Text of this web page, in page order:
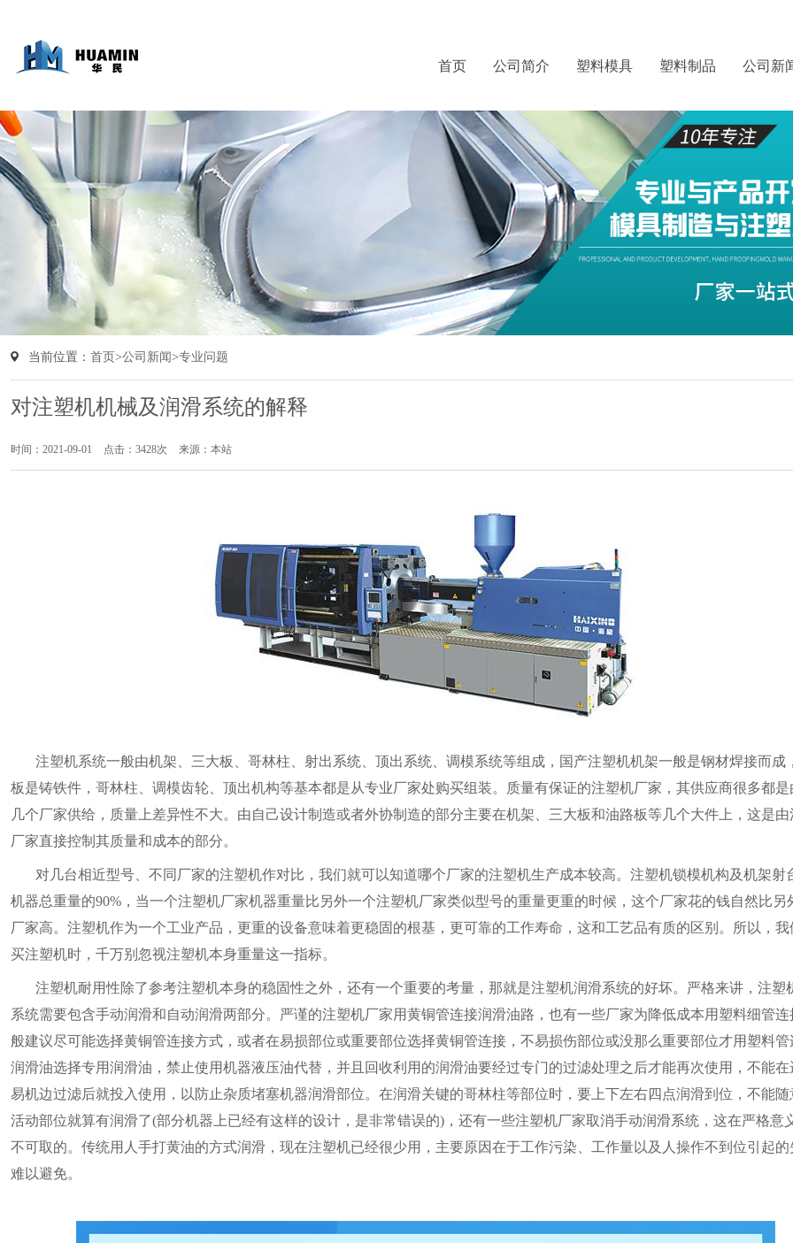
首页 公司简介 塑料模具 塑料制品 公司新
当前位置： 首页 >公司新闻>专业问题
对注塑机机械及润滑系统的解释
时间：2021-09-01 点击：3428次 来源：本站
注塑机系统一般由机架、三大板、哥林柱、射出系统、顶出系统、调模系统等组成，国产注塑机机架一般是钢材焊接而成
板是铸铁件，哥林柱、调模齿轮、顶出机构等基本都是从专业厂家处购买组装。质量有保证的注塑机厂家，其供应商很多都是
几个厂家供给，质量上差异性不大。由自己设计制造或者外协制造的部分主要在机架、三大板和油路板等几个大件上，这是由
厂家直接控制其质量和成本的部分。
对几台相近型号、不同厂家的注塑机作对比，我们就可以知道哪个厂家的注塑机生产成本较高。注塑机锁模机构及机架射
机器总重量的90%，当一个注塑机厂家机器重量比另外一个注塑机厂家类似型号的重量更重的时候，这个厂家花的钱自然比另
厂家高。注塑机作为一个工业产品，更重的设备意味着更稳固的根基，更可靠的工作寿命，这和工艺品有质的区别。所以，我
买注塑机时，千万别忽视注塑机本身重量这一指标。
注塑机耐用性除了参考注塑机本身的稳固性之外，还有一个重要的考量，那就是注塑机润滑系统的好坏。严格来讲，注塑
系统需要包含手动润滑和自动润滑两部分。严谨的注塑机厂家用黄铜管连接润滑油路，也有一些厂家为降低成本用塑料细管连
般建议尽可能选择黄铜管连接方式，或者在易损部位或重要部位选择黄铜管连接，不易损伤部位或没那么重要部位才用塑料管
润滑油选择专用润滑油，禁止使用机器液压油代替，并且回收利用的润滑油要经过专门的过滤处理之后才能再次使用，不能在
易机边过滤后就投入使用，以防止杂质堵塞机器润滑部位。在润滑关键的哥林柱等部位时，要上下左右四点润滑到位，不能随
活动部位就算有润滑了(部分机器上已经有这样的设计，是非常错误的)，还有一些注塑机厂家取消手动润滑系统，这在严格意
不可取的。传统用人手打黄油的方式润滑，现在注塑机已经很少用，主要原因在于工作污染、工作量以及人操作不到位引起的
难以避免。